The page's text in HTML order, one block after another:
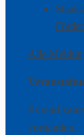
Alle
Es sind
vorhanden.